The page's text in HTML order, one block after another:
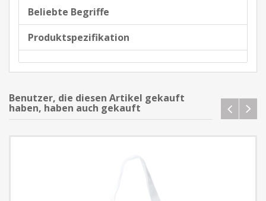
Beliebte Begriffe
Produktspezifikation
Benutzer, die diesen Artikel gekauft
haben, haben auch gekauft